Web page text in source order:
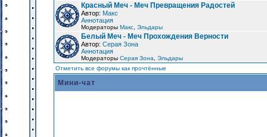
Красный Меч - Меч Превращения Радостей
Автор: Макс
Аннотация
Модераторы Макс Эльдары
Белый Меч - Меч Прохождения Верности
Автор: Серая Зона
Аннотация
Модераторы Серая Зона
Эльдары
Отметить все форумы как прочтённые
Мини-чат